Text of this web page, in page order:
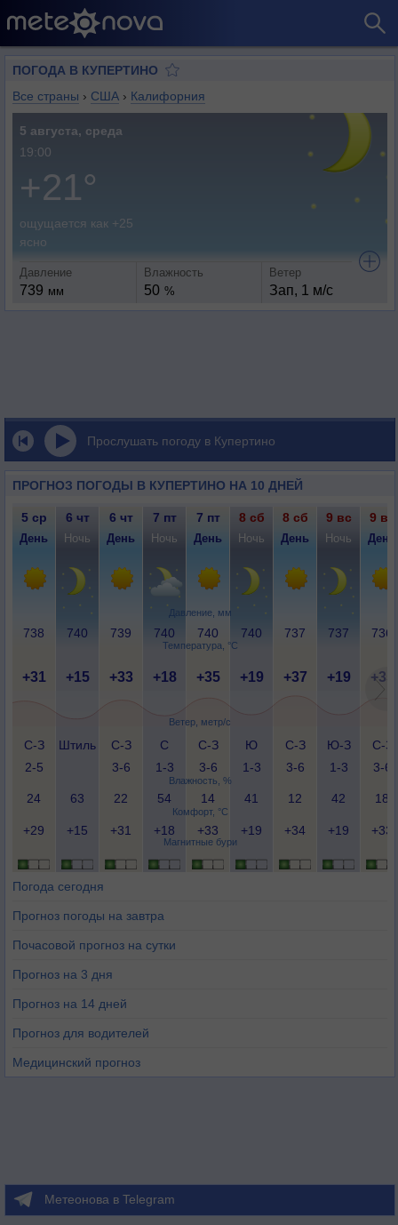
ПОГОДА В КУПЕРТИНО
Все страны › США › Калифорния
5 августа, среда
19:00
+21°
ощущается как +25
ясно
Давление
739 мм
Влажность
50 %
Ветер
Зап, 1 м/с
Прослушать погоду в Купертино
ПРОГНОЗ ПОГОДЫ В КУПЕРТИНО НА 10 ДНЕЙ
Давление, мм
Температура, °C
Ветер, метр/с
Влажность, %
Комфорт, °C
Магнитные бури
5 ср 6 чт 6 чт 7 пт 7 пт 8 сб 8 сб 9 вс 9 вс
День Ночь День Ночь День Ночь День Ночь День
738 740 739 740 740 740 737 737 736
+31 +15 +33 +18 +35 +19 +37 +19 +35
С-З
2-5
Штиль
С-З
3-6
С
1-3
С-З
3-6
Ю
1-3
С-З
3-6
Ю-З
1-3
С-З
3-6
24 63 22 54 14 41 12 42 18
+29 +15 +31 +18 +33 +19 +34 +19 +33
Погода сегодня
Прогноз погоды на завтра
Почасовой прогноз на сутки
Прогноз на 3 дня
Прогноз на 14 дней
Прогноз для водителей
Медицинский прогноз
Метеонова в Telegram